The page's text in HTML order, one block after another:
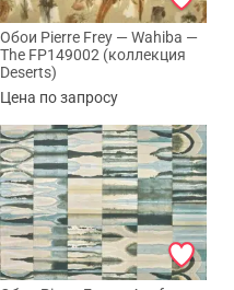
Обои Pierre Frey — Wahiba —
The FP149002 (коллекция
Deserts)
Цена по запросу